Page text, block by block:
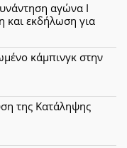
αγώνα Ι
εκδήλωση για
κάμπινγκ στην
της Κατάληψης